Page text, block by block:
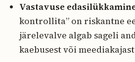
Vastavuse
kontrollita” on riskantne
järelevalve algab sageli
kaebusest või